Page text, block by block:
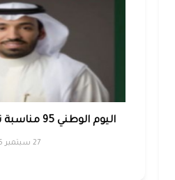
اليوم الوطني 95 مناسبة نفتخر فيها بماضينا
27 سبتمبر 2025